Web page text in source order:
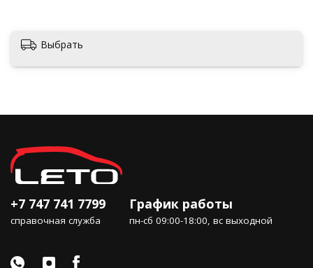
Выбрать
+7 747 741 7799
справочная служба
График работы
пн-сб 09:00-18:00, вс выходной